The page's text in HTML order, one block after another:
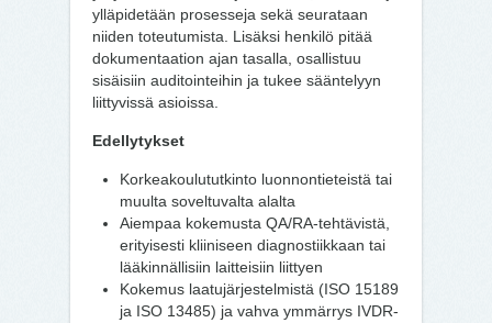
ylläpidetään prosesseja sekä seurataan
niiden toteutumista. Lisäksi henkilö pitää
dokumentaation ajan tasalla, osallistuu
sisäisiin auditointeihin ja tukee sääntelyyn
liittyvissä asioissa.
Edellytykset
Korkeakoulututkinto luonnontieteistä tai
muulta soveltuvalta alalta
Aiempaa kokemusta QA/RA-tehtävistä,
erityisesti kliiniseen diagnostiikkaan tai
lääkinnällisiin laitteisiin liittyen
Kokemus laatujärjestelmistä (ISO 15189
ja ISO 13485) ja vahva ymmärrys IVDR-